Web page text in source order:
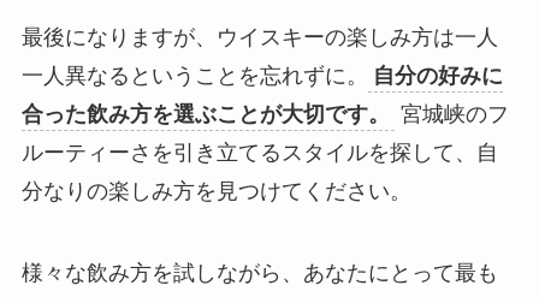
最後になりますが、ウイスキーの楽しみ方は一人
一人異なるということを忘れずに。
自分の好みに
合った飲み方を選ぶことが大切です。
宮城峡のフ
ルーティーさを引き立てるスタイルを探して、自
分なりの楽しみ方を見つけてください。
様々な飲み方を試しながら、あなたにとって最も